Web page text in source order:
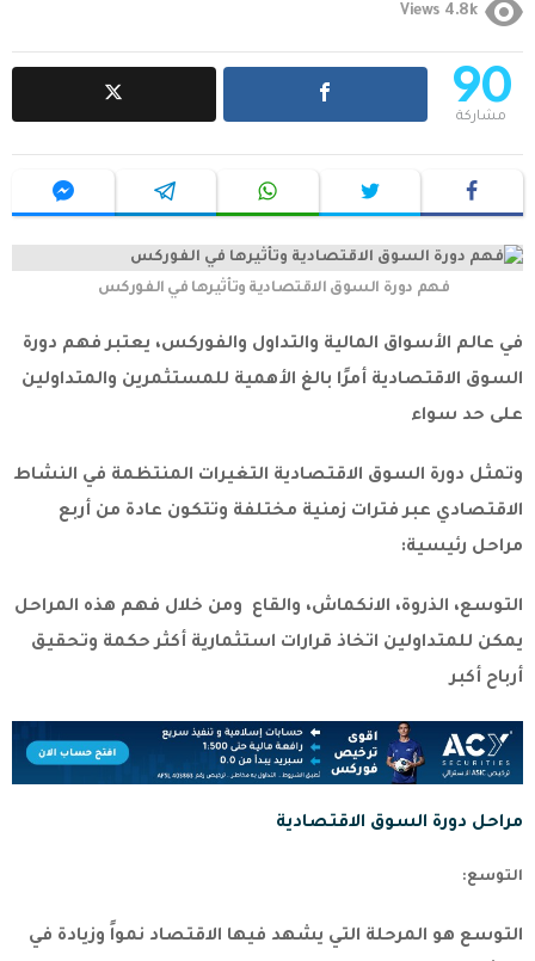
4.8k
Views
90
مشاركة
فهم دورة السوق الاقتصادية وتأثيرها في الفوركس
في عالم الأسواق المالية والتداول والفوركس، يعتبر فهم دورة
السوق الاقتصادية أمرًا بالغ الأهمية للمستثمرين والمتداولين
على حد سواء
وتمثل دورة السوق الاقتصادية التغيرات المنتظمة في النشاط
الاقتصادي عبر فترات زمنية مختلفة وتتكون عادة من أربع
مراحل رئيسية:
التوسع، الذروة، الانكماش، والقاع ومن خلال فهم هذه المراحل
يمكن للمتداولين اتخاذ قرارات استثمارية أكثر حكمة وتحقيق
أرباح أكبر
مراحل دورة السوق الاقتصادية
التوسع:
التوسع هو المرحلة التي يشهد فيها الاقتصاد نمواً وزيادة في